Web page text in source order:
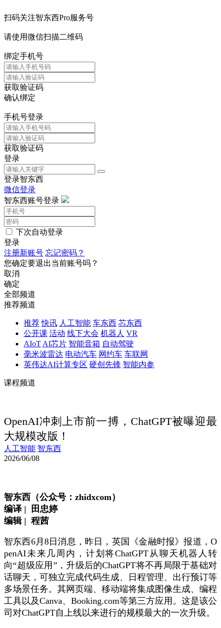
扫码关注智东西Pro服务号
请使用微信扫描二维码
绑定手机号
获取验证码
确认绑定
手机号登录
获取验证码
登录
登录智东西
微信登录
智东西账号登录
下次自动登录
登录
注册新账号 忘记密码？
您确定要退出当前账号吗？
取消
确定
全部频道
推荐频道
推荐 快讯 人工智能 车东西 芯东西
公开课 活动 线下大会 机器人 VR
AIoT AI芯片 智能音箱 自动驾驶
毫米波雷达 电动汽车 网约车 车联网
英伟达AI计算专区 硬创先锋 智能内参
课程频道
OpenAI冲刺上市前一搏，ChatGPT被曝迎最
大规模改版！
人工智能 智东西
2026/06/08
智东西（公众号：zhidxcom）
编译 | 田忠婷
编辑 | 程茜
智东西6月8日消息，昨日，英国《金融时报》报道，O
penAI未来几周内，计划将ChatGPT从聊天机器人转
向“超级应用”，升级后的ChatGPT将不再局限于基础对
话聊天，可独立完成代码生成、日程管理、出行预订等
多场景任务。其网页端、移动端将集成图像生成、编程
工具以及Canva、Booking.com等第三方应用。这是该公
司对ChatGPT自上线以来进行的规模最大的一次升级。